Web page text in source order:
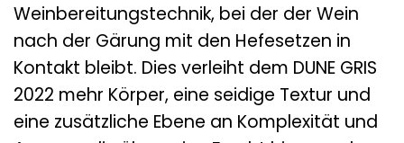
Weinbereitungstechnik, bei der der Wein
nach der Gärung mit den Hefesetzen in
Kontakt bleibt. Dies verleiht dem DUNE GRIS
2022 mehr Körper, eine seidige Textur und
eine zusätzliche Ebene an Komplexität und